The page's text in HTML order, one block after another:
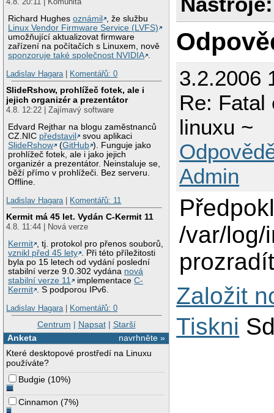
Richard Hughesoznámil
, že službu
Linux Vendor Firmware Service (LVFS)
umožňující aktualizovat firmware
zařízení na počítačích s Linuxem, nově
sponzoruje také společnost NVIDIA .
Ladislav Hagara| Komentářů: 0
SlideRshow, prohlížeč fotek, ale i
jejich organizér a prezentátor
4.8. 12:22 | Zajímavý software
Edvard Rejthar na blogu zaměstnanců
CZ.NIC představil
svou aplikaci
SlideRshow
(GitHub ). Funguje jako
prohlížeč fotek, ale i jako jejich
organizér a prezentátor. Neinstaluje se,
běží přímo v prohlížeči. Bez serveru.
Offline.
Ladislav Hagara| Komentářů: 11
Kermit má 45 let. Vydán C-Kermit 11
4.8. 11:44 | Nová verze
Kermit , tj. protokol pro přenos souborů,
vznikl před 45 lety . Při této příležitosti
byla po 15 letech od vydání poslední
stabilní verze 9.0.302 vydána nová
stabilní verze 11
implementaceC-
Kermit . S podporou IPv6.
Ladislav Hagara| Komentářů: 0
Centrum | Napsat| Starší
navrhněte »
Anketa
Které desktopové prostředí na Linuxu
používáte?
Budgie (10%)
Cinnamon (7%)
3.2.2006
Re: Fatal
linuxu ~
Admin
/var/log/
Založit
Tiskni